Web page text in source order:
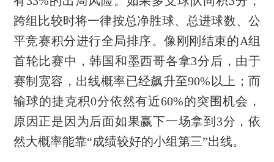
跨组比较时将一律按总净胜球、总进球数、公
平竞赛积分进行全局排序。像刚刚结束的A组
首轮比赛中，韩国和墨西哥各拿3分后，由于
赛制宽容，出线概率已经飙升至90%以上；而
输球的捷克积0分依然有近60%的突围机会，
原因正是因为后面如果赢下一场拿到3分，依
然大概率能靠“成绩较好的小组第三”出线。